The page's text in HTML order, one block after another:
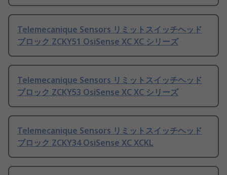
Telemecanique Sensors リミットスイッチヘッド
ブロック ZCKY51 OsiSense XC XC シリーズ
Telemecanique Sensors リミットスイッチヘッド
ブロック ZCKY53 OsiSense XC XC シリーズ
Telemecanique Sensors リミットスイッチヘッド
ブロック ZCKY34 OsiSense XC XCKL